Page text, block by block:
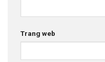
Trang web